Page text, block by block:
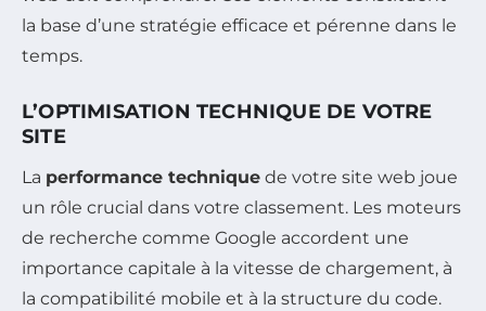
la base d’une stratégie efficace et pérenne dans le
temps.
L’OPTIMISATION TECHNIQUE DE VOTRE
SITE
La performance technique de votre site web joue
un rôle crucial dans votre classement. Les moteurs
de recherche comme Google accordent une
importance capitale à la vitesse de chargement, à
la compatibilité mobile et à la structure du code.